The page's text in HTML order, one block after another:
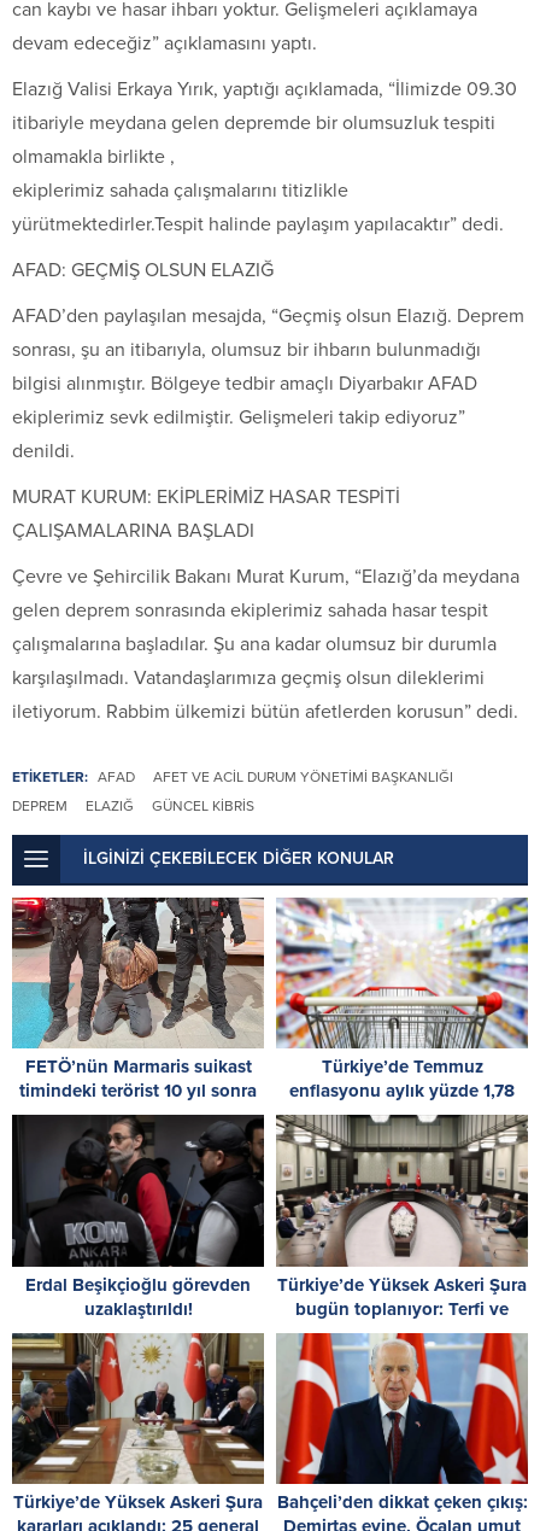
can kaybı ve hasar ihbarı yoktur. Gelişmeleri açıklamaya
devam edeceğiz” açıklamasını yaptı.
Elazığ Valisi Erkaya Yırık, yaptığı açıklamada, “İlimizde 09.30
itibariyle meydana gelen depremde bir olumsuzluk tespiti
olmamakla birlikte ,
ekiplerimiz sahada çalışmalarını titizlikle
yürütmektedirler.Tespit halinde paylaşım yapılacaktır” dedi.
AFAD: GEÇMİŞ OLSUN ELAZIĞ
AFAD’den paylaşılan mesajda, “Geçmiş olsun Elazığ. Deprem
sonrası, şu an itibarıyla, olumsuz bir ihbarın bulunmadığı
bilgisi alınmıştır. Bölgeye tedbir amaçlı Diyarbakır AFAD
ekiplerimiz sevk edilmiştir. Gelişmeleri takip ediyoruz”
denildi.
MURAT KURUM: EKİPLERİMİZ HASAR TESPİTİ
ÇALIŞAMALARINA BAŞLADI
Çevre ve Şehircilik Bakanı Murat Kurum, “Elazığ’da meydana
gelen deprem sonrasında ekiplerimiz sahada hasar tespit
çalışmalarına başladılar. Şu ana kadar olumsuz bir durumla
karşılaşılmadı. Vatandaşlarımıza geçmiş olsun dileklerimi
iletiyorum. Rabbim ülkemizi bütün afetlerden korusun” dedi.
ETİKETLER: AFAD
AFET VE ACIL DURUM YÖNETIMI BAŞKANLIĞI
DEPREM
ELAZIĞ GÜNCEL KIBRIS
İLGİNİZİ ÇEKEBİLECEK DİĞER KONULAR
FETÖ’nün Marmaris suikast
timindeki terörist 10 yıl sonra
yakalandı
Türkiye’de Temmuz
enflasyonu aylık yüzde 1,78
oldu
Erdal Beşikçioğlu görevden
uzaklaştırıldı!
Türkiye’de Yüksek Askeri Şura
bugün toplanıyor: Terfi ve
atama kararları masada
Türkiye’de Yüksek Askeri Şura
kararları açıklandı: 25 general
Bahçeli’den dikkat çeken çıkış:
Demirtaş evine, Öcalan umut